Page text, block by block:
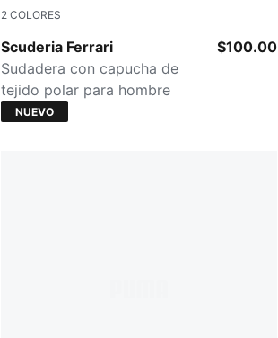
2 COLORES
Scuderia Ferrari
Rosso Corsa
Sudadera con capucha de
tejido polar para hombre
$100.00
NUEVO